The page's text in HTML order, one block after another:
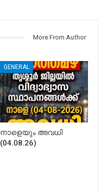
More From Author
GENERAL
നാളെയും അവധി
(04.08.26)